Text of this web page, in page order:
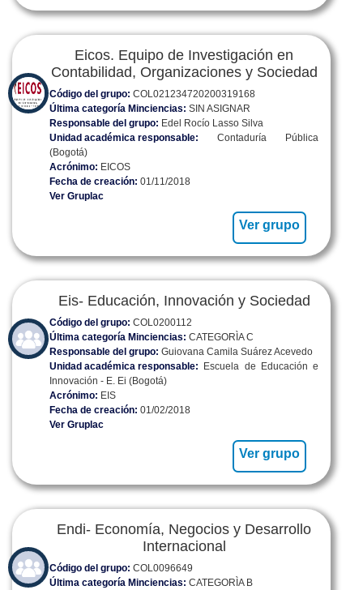
Eicos. Equipo de Investigación en
Contabilidad, Organizaciones y Sociedad
Código del grupo: COL021234720200319168
Última categoría Minciencias: SIN ASIGNAR
Responsable del grupo: Edel Rocío Lasso Silva
Unidad académica responsable: Contaduría Pública
(Bogotá)
Acrónimo: EICOS
Fecha de creación: 01/11/2018
Ver Gruplac
Ver grupo
Eis- Educación, Innovación y Sociedad
Código del grupo: COL0200112
Última categoría Minciencias: CATEGORÌA C
Responsable del grupo: Guiovana Camila Suárez Acevedo
Unidad académica responsable: Escuela de Educación e
Innovación - E. Ei (Bogotá)
Acrónimo: EIS
Fecha de creación: 01/02/2018
Ver Gruplac
Ver grupo
Endi- Economía, Negocios y Desarrollo
Internacional
Código del grupo: COL0096649
Última categoría Minciencias: CATEGORÌA B